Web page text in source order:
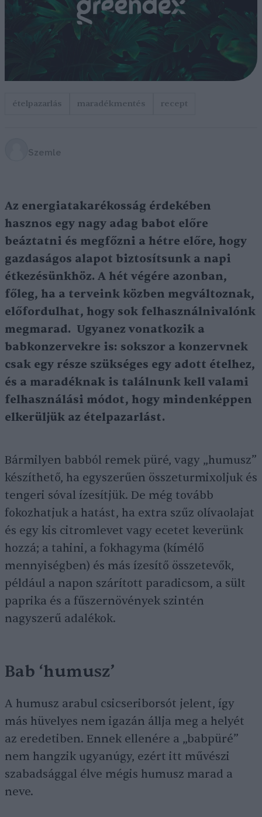
ételpazarlás maradékmentés recept
Szemle
Az energiatakarékosság érdekében
hasznos egy nagy adag babot előre
beáztatni és megfőzni a hétre előre, hogy
gazdaságos alapot biztosítsunk a napi
étkezésünkhöz. A hét végére azonban,
főleg, ha a terveink közben megváltoznak,
előfordulhat, hogy sok felhasználnivalónk
megmarad. Ugyanez vonatkozik a
babkonzervekre is: sokszor a konzervnek
csak egy része szükséges egy adott ételhez,
és a maradéknak is találnunk kell valami
felhasználási módot, hogy mindenképpen
elkerüljük az ételpazarlást.
Bármilyen babból remek püré, vagy „humusz”
készíthető, ha egyszerűen összeturmixoljuk és
tengeri sóval ízesítjük. De még tovább
fokozhatjuk a hatást, ha extra szűz olívaolajat
és egy kis citromlevet vagy ecetet keverünk
hozzá; a tahini, a fokhagyma (kímélő
mennyiségben) és más ízesítő összetevők,
például a napon szárított paradicsom, a sült
paprika és a fűszernövények szintén
nagyszerű adalékok.
Bab ‘humusz’
A humusz arabul csicseriborsót jelent, így
más hüvelyes nem igazán állja meg a helyét
az eredetiben. Ennek ellenére a „babpüré”
nem hangzik ugyanúgy, ezért itt művészi
szabadsággal élve mégis humusz marad a
neve.